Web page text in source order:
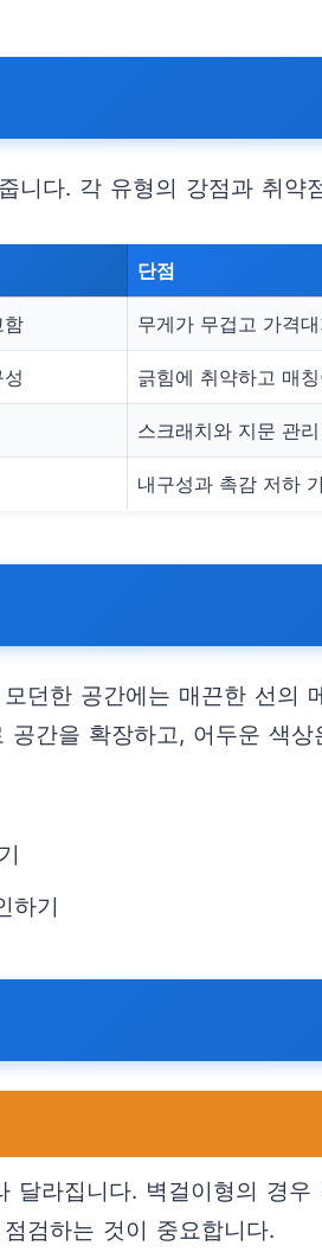
니다. 각 유형의 강점과 취
단점
함 무게가 무겁고 가격
긁힘에 취약하고 매
스크래치와 지문 관
내구성과 촉감 저하
던한 공간에는 매끈한 선의
간을 확장하고, 어두운 색상
하기
라집니다. 벽걸이형의 경
검하는 것이 중요합니다.